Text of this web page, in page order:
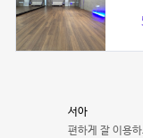
서아
편하게 잘 이용